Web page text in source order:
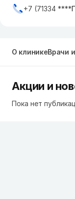
+7 (71334 ****
О клиникеВрачи
Акции и
Пока нет